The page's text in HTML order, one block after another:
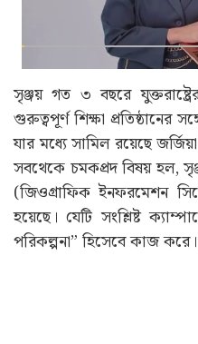
সৃঞ্জয় গত ৩ বছরে
গুরুত্বপূর্ণ শিক্ষা প্রতিষ্ঠানের
যার মধ্যে সামিল রয়েছে
সবথেকে চমকপ্রদ বিষয় হল,
(জিওগ্রাফিক ইনফরমেশন
হয়েছে। যেটি সংশ্লিষ্ট
পরিকল্পনা” হিসেবে কাজ করে।